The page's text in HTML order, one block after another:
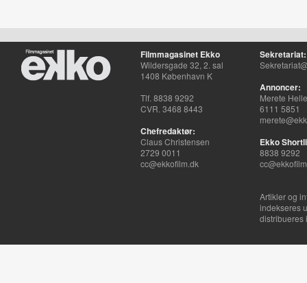
Filmmagasinet Ekko
Wildersgade 32, 2. sal
1408 København K
Tlf. 8838 9292
CVR. 3468 8443
Chefredaktør:
Claus Christensen
2729 0011
cc@ekkofilm.dk
Sekretariat:
Annoncer:
Merete
6111 5851
Ekko
8838 9292
Artikler og
indekseres
distribueres